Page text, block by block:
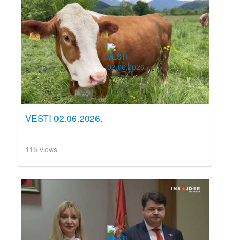
VESTI 02.06.2026.
115 views